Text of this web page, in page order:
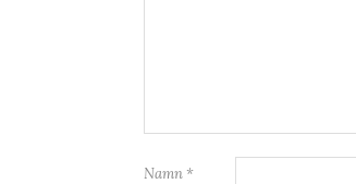
Namn *